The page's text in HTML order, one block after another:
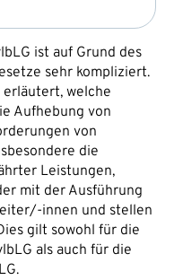
ist auf Grund des
sehr kompliziert.
erläutert, welche
Aufhebung von
von
die
Leistungen,
mit der Ausführung
innen und stellen
gilt sowohl für die
als auch für die